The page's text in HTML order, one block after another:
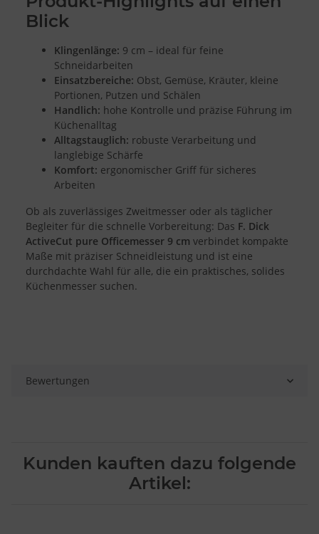
Blick
Klingenlänge: 9 cm – ideal für feine
Schneidarbeiten
Einsatzbereiche: Obst, Gemüse, Kräuter, kleine
Portionen, Putzen und Schälen
Handlich: hohe Kontrolle und präzise Führung im
Küchenalltag
Alltagstauglich: robuste Verarbeitung und
langlebige Schärfe
Komfort: ergonomischer Griff für sicheres
Arbeiten
Ob als zuverlässiges Zweitmesser oder als täglicher
Begleiter für die schnelle Vorbereitung: Das F. Dick
ActiveCut pure Officemesser 9 cm verbindet kompakte
Maße mit präziser Schneidleistung und ist eine
durchdachte Wahl für alle, die ein praktisches, solides
Küchenmesser suchen.
Bewertungen
Kunden kauften dazu folgende
Artikel:
Endgeräteeigenschaften zur Identifikation aktiv abfragen